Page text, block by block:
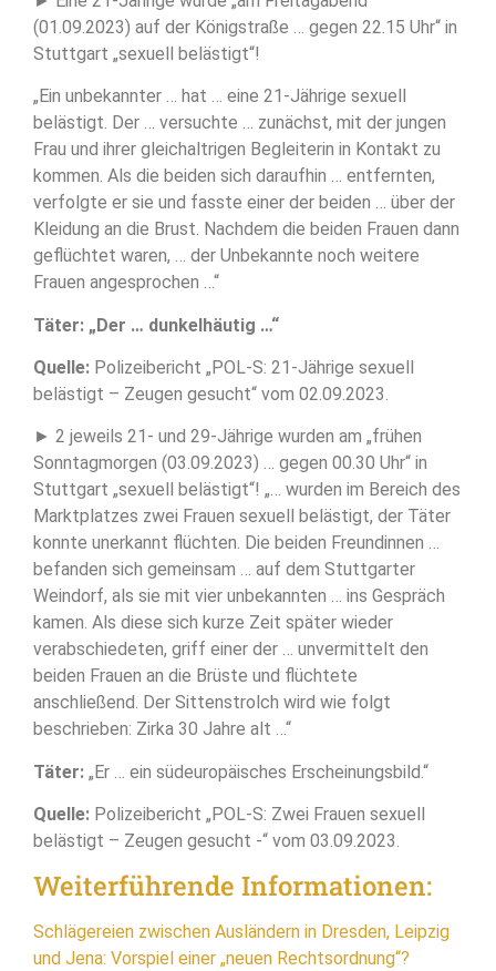
(01.09.2023) auf der Königstraße … gegen 22.15 Uhr“ in
Stuttgart „sexuell belästigt“!
„Ein unbekannter … hat … eine 21-Jährige sexuell
belästigt. Der … versuchte … zunächst, mit der jungen
Frau und ihrer gleichaltrigen Begleiterin in Kontakt zu
kommen. Als die beiden sich daraufhin … entfernten,
verfolgte er sie und fasste einer der beiden … über der
Kleidung an die Brust. Nachdem die beiden Frauen dann
geflüchtet waren, … der Unbekannte noch weitere
Frauen angesprochen …“
Täter: „Der … dunkelhäutig …“
Quelle: Polizeibericht „POL-S: 21-Jährige sexuell
belästigt – Zeugen gesucht“ vom 02.09.2023.
► 2 jeweils 21- und 29-Jährige wurden am „frühen
Sonntagmorgen (03.09.2023) … gegen 00.30 Uhr“ in
Stuttgart „sexuell belästigt“! „… wurden im Bereich des
Marktplatzes zwei Frauen sexuell belästigt, der Täter
konnte unerkannt flüchten. Die beiden Freundinnen …
befanden sich gemeinsam … auf dem Stuttgarter
Weindorf, als sie mit vier unbekannten … ins Gespräch
kamen. Als diese sich kurze Zeit später wieder
verabschiedeten, griff einer der … unvermittelt den
beiden Frauen an die Brüste und flüchtete
anschließend. Der Sittenstrolch wird wie folgt
beschrieben: Zirka 30 Jahre alt …“
Täter: „Er … ein südeuropäisches Erscheinungsbild.“
Quelle: Polizeibericht „POL-S: Zwei Frauen sexuell
belästigt – Zeugen gesucht -“ vom 03.09.2023.
Weiterführende Informationen:
Schlägereien zwischen Ausländern in Dresden, Leipzig
und Jena: Vorspiel einer „neuen Rechtsordnung“?